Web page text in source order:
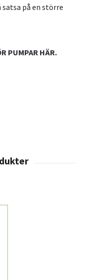
på en större
PUMPAR HÄR.